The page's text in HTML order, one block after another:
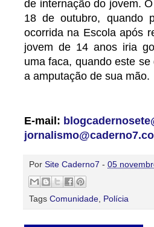
de internação do jovem.
18 de outubro, quando
ocorrida na Escola após
jovem de 14 anos iria
uma faca, quando este
a amputação de sua mão.
E-mail:
Por Site Caderno7 - 05
Tags Comunidade, Polícia